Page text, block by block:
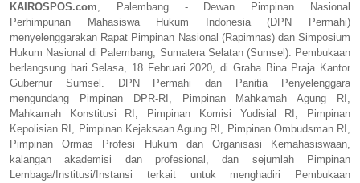
KAIROSPOS.com, Palembang - Dewan Pimpinan Nasional
Perhimpunan Mahasiswa Hukum Indonesia (DPN Permahi)
menyelenggarakan Rapat Pimpinan Nasional (Rapimnas) dan Simposium
Hukum Nasional di Palembang, Sumatera Selatan (Sumsel). Pembukaan
berlangsung hari Selasa, 18 Februari 2020, di Graha Bina Praja Kantor
Gubernur Sumsel. DPN Permahi dan Panitia Penyelenggara
mengundang Pimpinan DPR-RI, Pimpinan Mahkamah Agung RI,
Mahkamah Konstitusi RI, Pimpinan Komisi Yudisial RI, Pimpinan
Kepolisian RI, Pimpinan Kejaksaan Agung RI, Pimpinan Ombudsman RI,
Pimpinan Ormas Profesi Hukum dan Organisasi Kemahasiswaan,
kalangan akademisi dan profesional, dan sejumlah Pimpinan
Lembaga/Institusi/Instansi terkait untuk menghadiri Pembukaan